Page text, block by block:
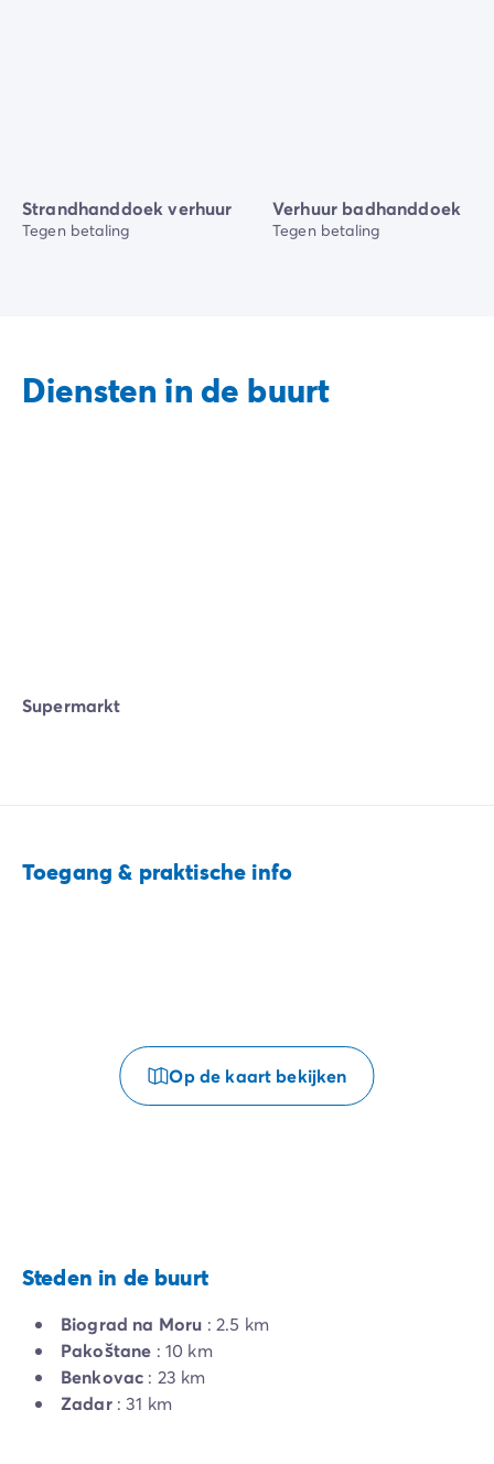
Strandhanddoek verhuur
Tegen betaling
Verhuur badhanddoek
Tegen betaling
Diensten in de buurt
Supermarkt
Toegang & praktische info
Op de kaart bekijken
Steden in de buurt
Biograd na Moru : 2.5 km
Pakoštane : 10 km
Benkovac : 23 km
Zadar: 31 km